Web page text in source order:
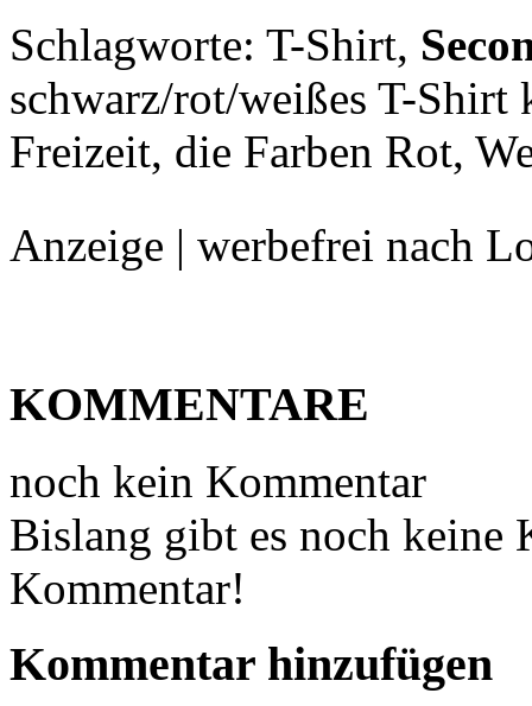
Schlagworte: T-Shirt,
schwarz/rot/weißes T-
Freizeit, die Farben Rot,
Anzeige | werbefrei nach
KOMMENTARE
noch kein Kommentar
Bislang gibt es noch keine
Kommentar!
Kommentar hinzufügen